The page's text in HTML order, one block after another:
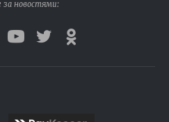
за новостями: